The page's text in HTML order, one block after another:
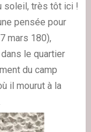
soleil, très tôt ici !
pensée pour
mars 180),
le quartier
du camp
il mourut à la